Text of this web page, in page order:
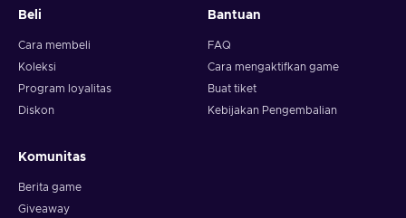
Beli
Cara membeli
Koleksi
Program loyalitas
Diskon
Bantuan
FAQ
Cara mengaktifkan game
Buat tiket
Kebijakan Pengembalian
Komunitas
Berita game
Giveaway